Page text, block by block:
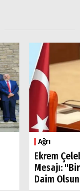
Ağrı
Ekrem
Mesajı:
Daim